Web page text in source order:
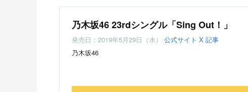
乃木坂46 23rdシングル「Sing Out！」
発売日：2019年5月29日（水） 公式サイト X 記事
乃木坂46